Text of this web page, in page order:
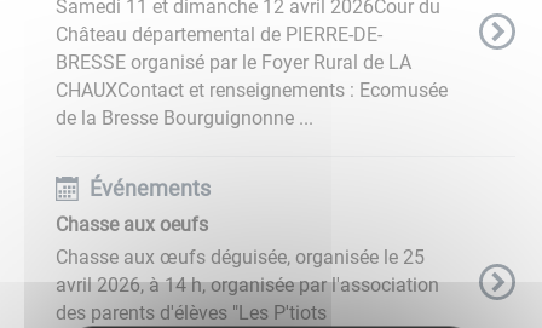
Samedi 11 et dimanche 12 avril 2026Cour du
Château départemental de PIERRE-DE-
BRESSE organisé par le Foyer Rural de LA
CHAUXContact et renseignements : Ecomusée
de la Bresse Bourguignonne ...
Événements
Chasse aux oeufs
Chasse aux œufs déguisée, organisée le 25
avril 2026, à 14 h, organisée par l'association
des parents d'élèves "Les P'tiots